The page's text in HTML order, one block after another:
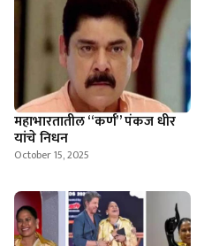
महाभारतातील “कर्ण” पंकज धीर
यांचे निधन
October 15, 2025